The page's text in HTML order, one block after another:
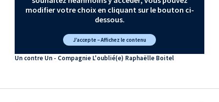
modifier votre choix en cliquant sur le bouton ci-
dessous.
J’accepte – Affichez le contenu
Un contre Un - Compagnie L'oublié(e) Raphaëlle Boitel